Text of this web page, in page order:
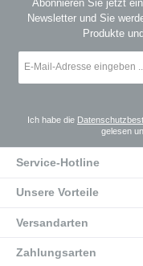
Abonnieren Sie jetzt
Newsletter und Sie
Produkte
Mail-
Ich habe die
gelesen
Service-Hotline
Unsere Vorteile
Versandarten
Zahlungsarten